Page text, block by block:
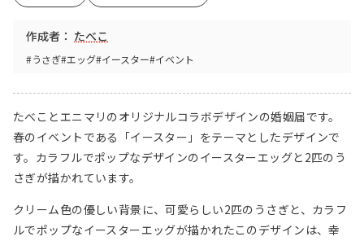
作成者： たべこ
#うさぎ#エッグ#イースター#イベント
たべことエニマリのオリジナルコラボデザインの婚姻届です。
春のイベントである「イースター」をテーマとしたデザインで
す。カラフルでポップなデザインのイースターエッグと2匹のう
さぎが描かれています。
クリーム色の優しい背景に、可愛らしい2匹のうさぎと、カラフ
ルでポップなイースターエッグが描かれたこのデザインは、幸